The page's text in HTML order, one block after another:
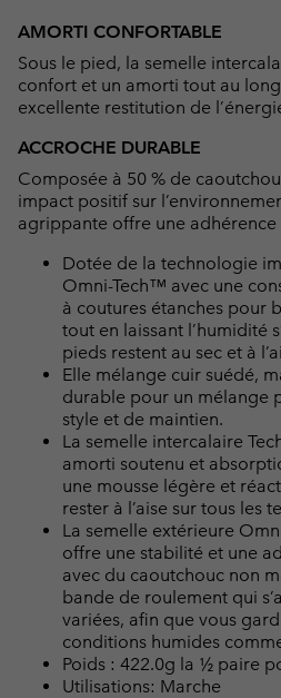
AMORTI CONFORTABLE
Sous le pied, la semelle
confort et un amorti tout au
excellente restitution de
ACCROCHE DURABLE
Composée à 50 % de
impact positif sur
agrippante offre une
Dotée de la technologie
Omni-Tech™ avec une
à coutures étanches pour
tout en laissant l’humidité
pieds restent au sec et à
Elle mélange cuir suédé,
durable pour un mélange
style et de maintien.
La semelle intercalaire
amorti soutenu et
une mousse légère et
rester à l’aise sur tous les
La semelle extérieure
offre une stabilité et une
avec du caoutchouc non
bande de roulement qui
variées, afin que vous
conditions humides
Poids : 422.0g la ½ paire
Utilisations: Marche